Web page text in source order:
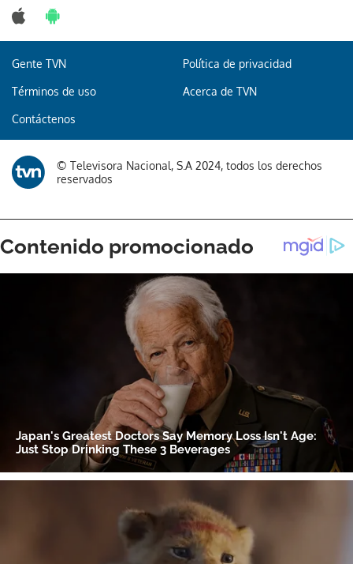
Gente TVN Política de privacidad
Términos de uso Acerca de TVN
Contáctenos
© Televisora Nacional, S.A 2024, todos los derechos
reservados